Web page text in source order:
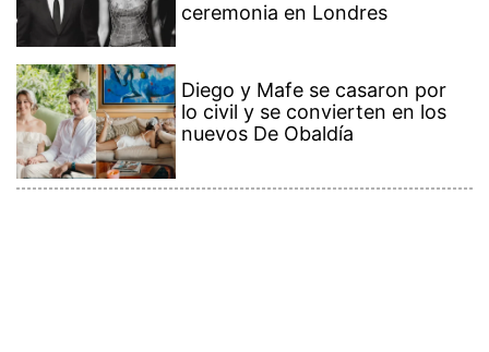
ceremonia en Londres
Diego y Mafe se casaron por
lo civil y se convierten en los
nuevos De Obaldía